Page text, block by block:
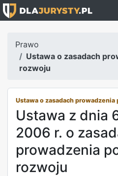
Prawo
Ustawa o zasadach
rozwoju
Ustawa o zasadach
Ustawa z dnia
2006 r. o
prowadzenia
rozwoju